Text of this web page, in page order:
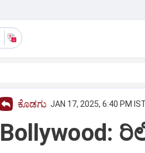
ಕೊಡಗು JAN 17, 2025, 6:40 PM
Bollywood: